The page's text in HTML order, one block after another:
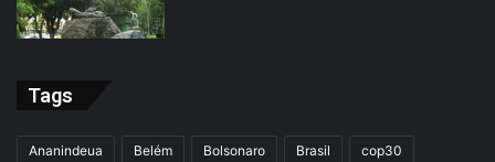
Tags
Ananindeua Belém Bolsonaro Brasil cop30